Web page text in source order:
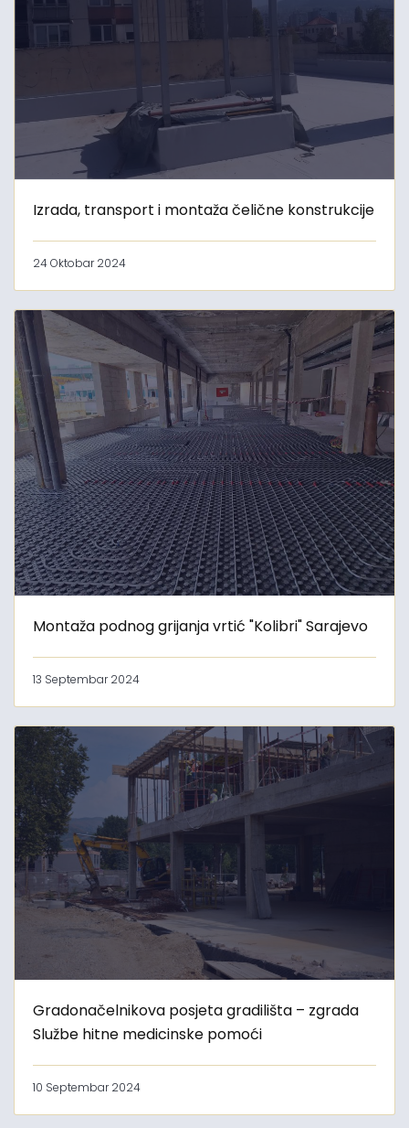
Izrada, transport i montaža čelične konstrukcije
24 Oktobar 2024
Montaža podnog grijanja vrtić "Kolibri" Sarajevo
13 Septembar 2024
Gradonačelnikova posjeta gradilišta – zgrada
Službe hitne medicinske pomoći
10 Septembar 2024